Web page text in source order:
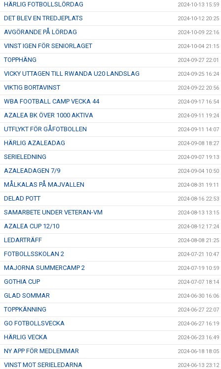
HÄRLIG FOTBOLLSLÖRDAG 2024-10-13 15:59
DET BLEV EN TREDJEPLATS 2024-10-12 20:25
AVGÖRANDE PÅ LÖRDAG 2024-10-09 22:16
VINST IGEN FÖR SENIORLAGET 2024-10-04 21:15
TOPPHÄNG 2024-09-27 22:01
VICKY UTTAGEN TILL RWANDA U20 LANDSLAG 2024-09-25 16:24
VIKTIG BORTAVINST 2024-09-22 20:56
WBA FOOTBALL CAMP VECKA 44 2024-09-17 16:54
AZALEA BK ÖVER 1000 AKTIVA 2024-09-11 19:24
UTFLYKT FÖR GÅFOTBOLLEN 2024-09-11 14:07
HÄRLIG AZALEADAG 2024-09-08 18:27
SERIELEDNING 2024-09-07 19:13
AZALEADAGEN 7/9 2024-09-04 10:50
MÅLKALAS PÅ MAJVALLEN 2024-08-31 19:11
DELAD POTT 2024-08-16 22:53
SAMARBETE UNDER VETERAN-VM 2024-08-13 13:15
AZALEA CUP 12/10 2024-08-12 17:24
LEDARTRÄFF 2024-08-08 21:25
FOTBOLLSSKOLAN 2 2024-07-21 10:47
MAJORNA SUMMERCAMP 2 2024-07-19 10:59
GOTHIA CUP 2024-07-07 18:14
GLAD SOMMAR 2024-06-30 16:06
TOPPKÄNNING 2024-06-27 22:07
GO FOTBOLLSVECKA 2024-06-27 16:19
HÄRLIG VECKA 2024-06-23 16:49
NY APP FÖR MEDLEMMAR 2024-06-18 18:05
VINST MOT SERIELEDARNA 2024-06-13 23:12